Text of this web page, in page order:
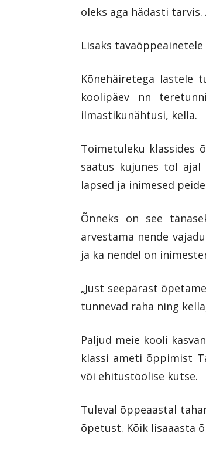
oleks aga hädasti
Lisaks
Kõnehäiretega lastele
koolipäev nn
ilmastikunähtusi, kella.
Toimetuleku klassides
saatus kujunes tol ajal
lapsed ja inimesed
Õnneks on see
arvestama nende
ja ka nendel on
„Just seepärast
tunnevad raha ning
Paljud meie kooli
klassi ameti õppimist
või ehitustöölise kutse.
Tuleval õppeaastal
õpetust. Kõik lisaaasta